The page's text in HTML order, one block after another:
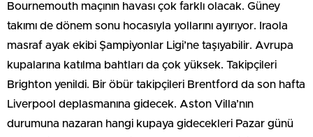
Bournemouth maçının havası çok farklı olacak. Güney
takımı de dönem sonu hocasıyla yollarını ayırıyor. Iraola
masraf ayak ekibi Şampiyonlar Ligi’ne taşıyabilir. Avrupa
kupalarına katılma bahtları da çok yüksek. Takipçileri
Brighton yenildi. Bir öbür takipçileri Brentford da son hafta
Liverpool deplasmanına gidecek. Aston Villa’nın
durumuna nazaran hangi kupaya gidecekleri Pazar günü